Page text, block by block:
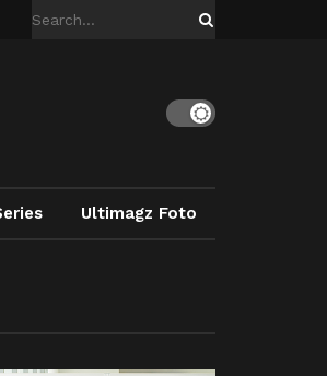
Ultimagz Foto